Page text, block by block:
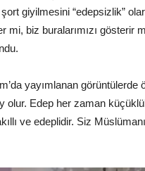
giyilmesini “edepsizlik”
mi, biz buralarımızı gösterir
yayımlanan
olur. Edep her zaman
ve edeplidir. Siz